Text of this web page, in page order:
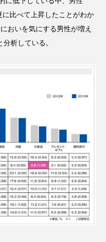
キーワード
ト削減
コミュニケーション
リティ
イチェーン
グ サロン戦略
に比べて上昇したことがわか
おいを気にする男性が増え
析している。